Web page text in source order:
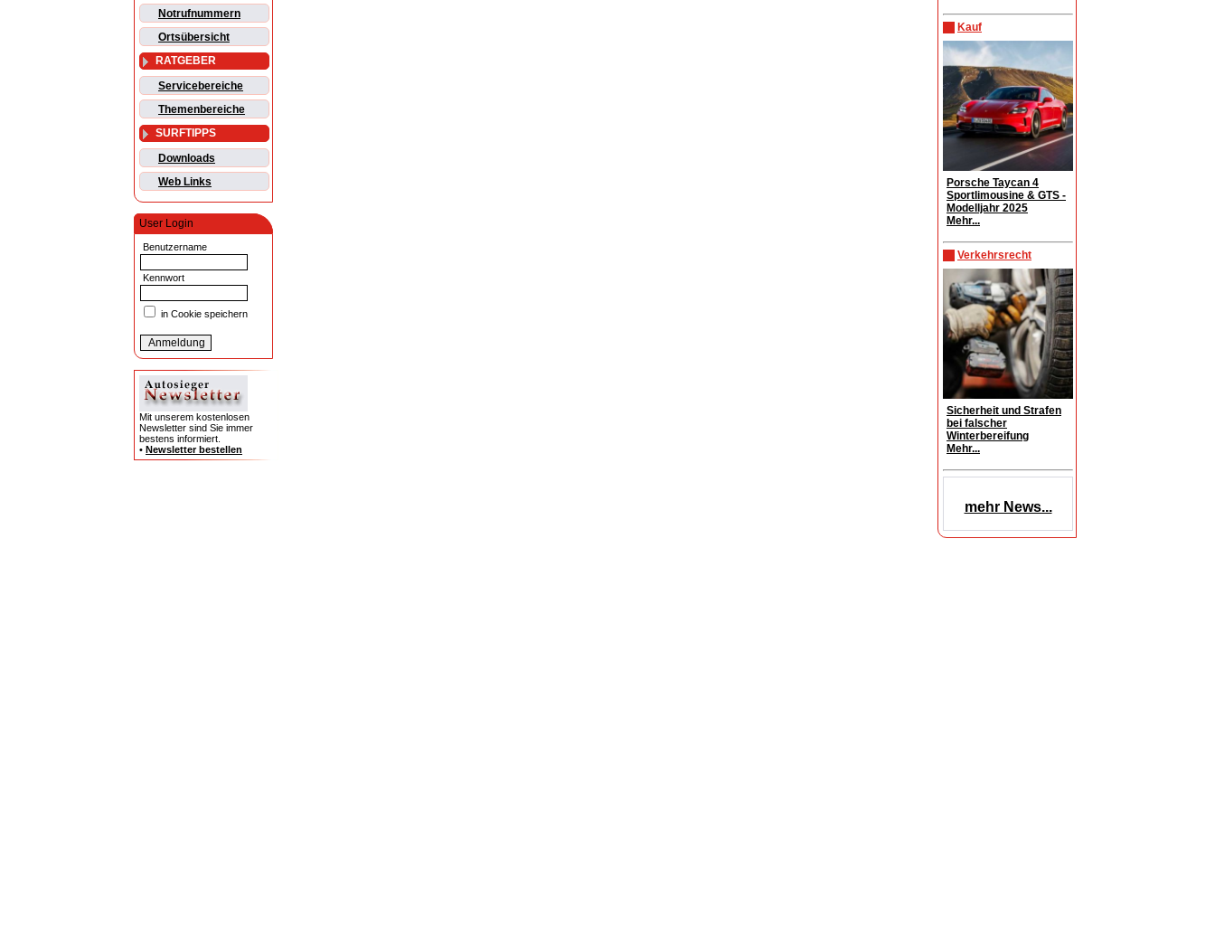
Notrufnummern
Ortsübersicht
RATGEBER
Servicebereiche
Themenbereiche
SURFTIPPS
Downloads
Web Links
User Login
Benutzername
Kennwort
in Cookie speichern
Mit unserem kostenlosen
Newsletter sind Sie immer
bestens informiert.
• Newsletter bestellen
Kauf
Porsche Taycan 4
Sportlimousine & GTS -
Modelljahr 2025
Mehr...
Verkehrsrecht
Sicherheit und Strafen
bei falscher
Winterbereifung
Mehr...
mehr News...